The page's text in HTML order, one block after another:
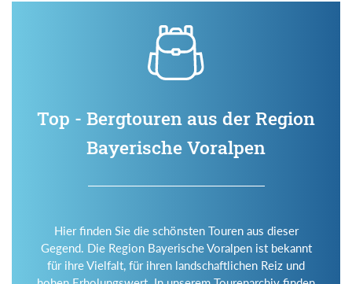
Top - Bergtouren aus der Region
Bayerische Voralpen
Hier finden Sie die schönsten Touren aus dieser
Gegend. Die Region Bayerische Voralpen ist bekannt
für ihre Vielfalt, für ihren landschaftlichen Reiz und